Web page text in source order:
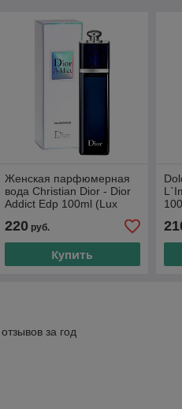
Женская парфюмерная
вода Christian Dior - Dior
Addict Edp 100ml (Lux
220руб.
Купить
за год